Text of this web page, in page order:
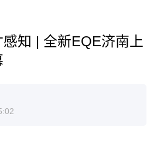
知 | 全新EQE济南上